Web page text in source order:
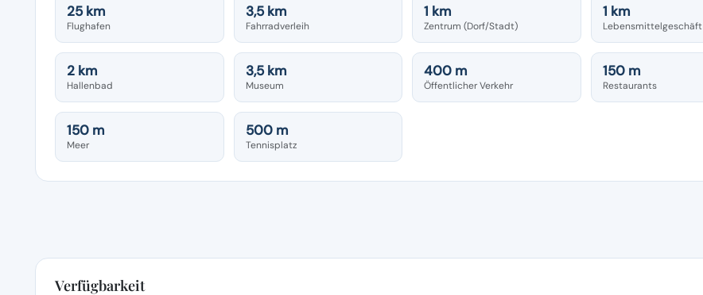
25 km
Flughafen
3,5 km
Fahrradverleih
1 km
Zentrum (Dorf/Stadt)
1 km
Lebensmittelgeschäft
2 km
Hallenbad
3,5 km
Museum
400 m
Öffentlicher Verkehr
150 m
Restaurants
150 m
Meer
500 m
Tennisplatz
Verfügbarkeit